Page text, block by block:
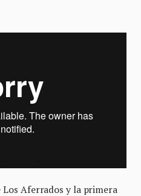
Aferrados y la primera